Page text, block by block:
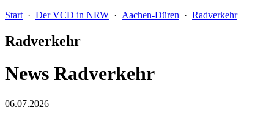
Start · Der VCD in NRW · Aachen-Düren · Radverkehr
Radverkehr
News Radverkehr
06.07.2026